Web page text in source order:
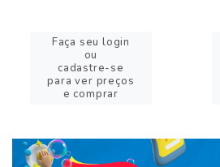
Faça seu login
ou
cadastre-se
para ver preços
e comprar